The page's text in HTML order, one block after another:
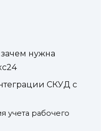
нужна
СКУД с
учета рабочего